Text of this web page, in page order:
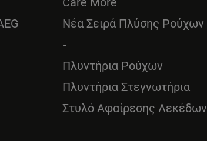
Νέα Σειρά Πλύσης Ρούχων
-
Πλυντήρια Ρούχων
Πλυντήρια Στεγνωτήρια
Στυλό Αφαίρεσης Λεκέδων